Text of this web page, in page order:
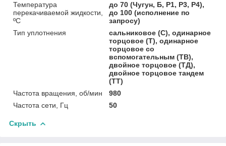
Температура
перекачиваемой жидкости,
ºС
до 70 (Чугун, Б, Р1, Р3, Р4),
до 100 (исполнение по
запросу)
Тип уплотнения
сальниковое (С), одинарное
торцовое (Т), одинарное
торцовое со
вспомогательным (ТВ),
двойное торцовое (ТД),
двойное торцовое тандем
(ТТ)
Частота вращения, об/мин
980
Частота сети, Гц
50
Скрыть